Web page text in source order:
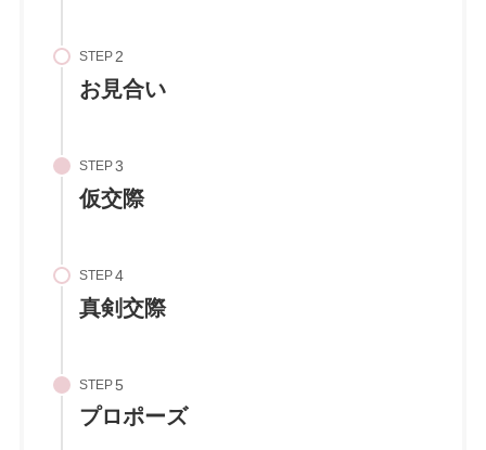
STEP
お見合い
STEP
仮交際
STEP
真剣交際
STEP
プロポーズ